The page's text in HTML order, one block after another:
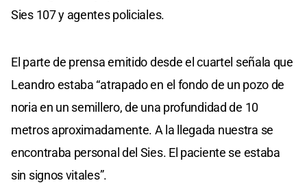
Sies 107 y agentes policiales.
El parte de prensa emitido desde el cuartel señala que
Leandro estaba “atrapado en el fondo de un pozo de
noria en un semillero, de una profundidad de 10
metros aproximadamente. A la llegada nuestra se
encontraba personal del Sies. El paciente se estaba
sin signos vitales”.